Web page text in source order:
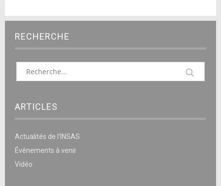
RECHERCHE
ARTICLES
Actualités de l’INSAS
Événements à venir
Vidéo